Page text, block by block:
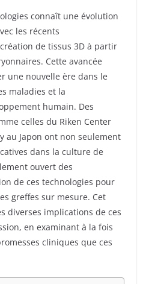
connaît une évolution
les récents
de tissus 3D à partir
Cette avancée
une nouvelle ère dans le
maladies et la
humain. Des
celles du Riken Center
au Japon ont non seulement
dans la culture de
ouvert des
de ces technologies pour
greffes sur mesure. Cet
diverses implications de ces
en examinant à la fois
cliniques que ces